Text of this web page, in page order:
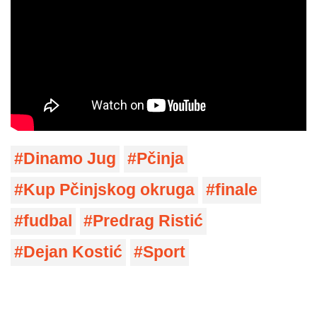
Dinamo Jug
Pčinja
Kup Pčinjskog okruga
finale
fudbal
Predrag Ristić
Dejan Kostić
Sport